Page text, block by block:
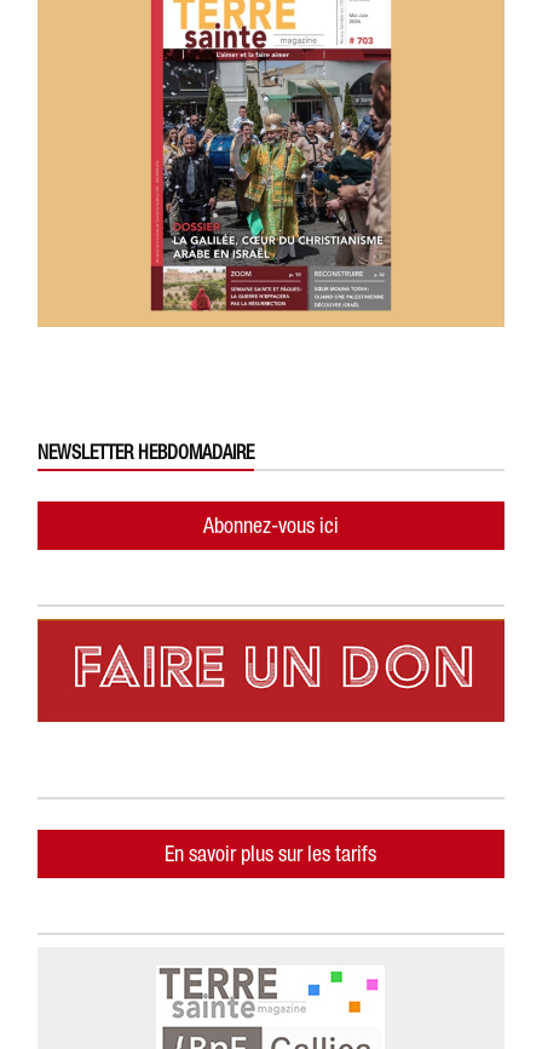
NEWSLETTER HEBDOMADAIRE
Abonnez-vous ici
En savoir plus sur les tarifs